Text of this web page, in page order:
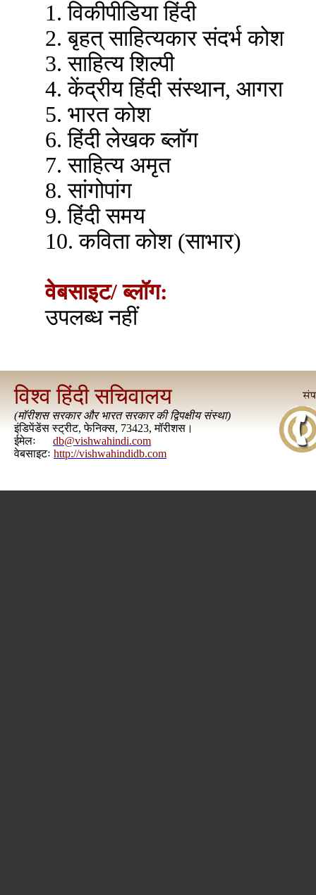
1. विकीपीडिया हिंदी
2. बृहत् साहित्यकार संदर्भ कोश
3. साहित्य शिल्पी
4. केंद्रीय हिंदी संस्थान, आगरा
5. भारत कोश
6. हिंदी लेखक ब्लॉग
7. साहित्य अमृत
8. सांगोपांग
9. हिंदी समय
10. कविता कोश (साभार)
वेबसाइट/ ब्लॉग:
उपलब्ध नहीं
विश्व हिंदी सचिवालय
(मॉरीशस सरकार और भारत सरकार की द्विपक्षीय संस्था)
इंडिपेंडेंस स्ट्रीट, फेनिक्स, 73423, मॉरीशस।
ईमेलः
db@vishwahindi.com
वेबसाइटः http://vishwahindidb.com